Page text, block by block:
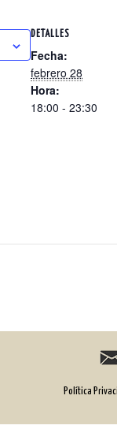
DETALLES
Fecha:
febrero 28
Hora:
18:00 - 23:30
Política